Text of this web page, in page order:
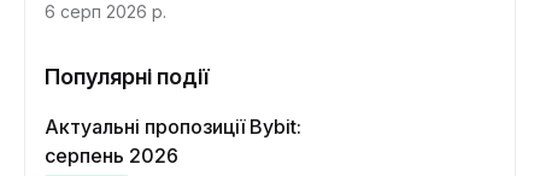
6 серп 2026 р.
Популярні події
Актуальні пропозиції Bybit:
серпень 2026